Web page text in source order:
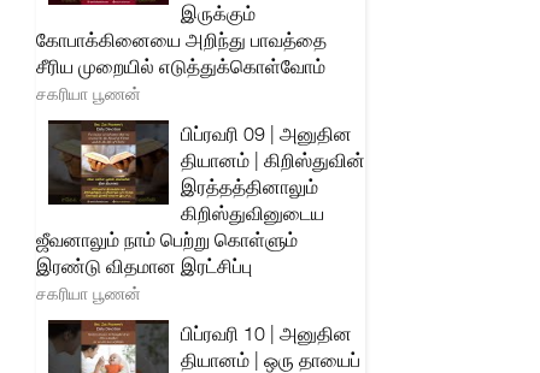
இருக்கும்
கோபாக்கினையை அறிந்து பாவத்தை
சீரிய முறையில் எடுத்துக்கொள்வோம்
சகரியா பூணன்
பிப்ரவரி 09 | அனுதின
தியானம் | கிறிஸ்துவின்
இரத்தத்தினாலும்
கிறிஸ்துவினுடைய
ஜீவனாலும் நாம் பெற்று கொள்ளும்
இரண்டு விதமான இரட்சிப்பு
சகரியா பூணன்
பிப்ரவரி 10 | அனுதின
தியானம் | ஒரு தாயைப்